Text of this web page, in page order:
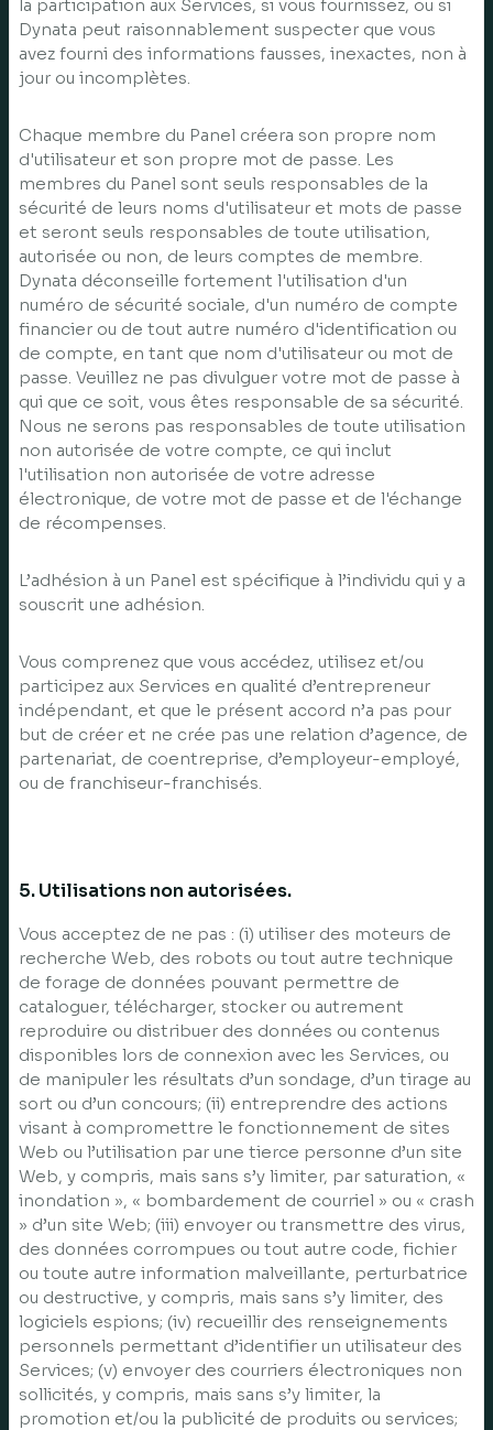
la participation aux Services, si vous fournissez, ou si
Dynata peut raisonnablement suspecter que vous
avez fourni des informations fausses, inexactes, non à
jour ou incomplètes.
Chaque membre du Panel créera son propre nom
d'utilisateur et son propre mot de passe. Les
membres du Panel sont seuls responsables de la
sécurité de leurs noms d'utilisateur et mots de passe
et seront seuls responsables de toute utilisation,
autorisée ou non, de leurs comptes de membre.
Dynata déconseille fortement l'utilisation d'un
numéro de sécurité sociale, d'un numéro de compte
financier ou de tout autre numéro d'identification ou
de compte, en tant que nom d'utilisateur ou mot de
passe. Veuillez ne pas divulguer votre mot de passe à
qui que ce soit, vous êtes responsable de sa sécurité.
Nous ne serons pas responsables de toute utilisation
non autorisée de votre compte, ce qui inclut
l'utilisation non autorisée de votre adresse
électronique, de votre mot de passe et de l'échange
de récompenses.
L’adhésion à un Panel est spécifique à l’individu qui y a
souscrit une adhésion.
Vous comprenez que vous accédez, utilisez et/ou
participez aux Services en qualité d’entrepreneur
indépendant, et que le présent accord n’a pas pour
but de créer et ne crée pas une relation d’agence, de
partenariat, de coentreprise, d’employeur-employé,
ou de franchiseur-franchisés.
5. Utilisations non autorisées.
Vous acceptez de ne pas : (i) utiliser des moteurs de
recherche Web, des robots ou tout autre technique
de forage de données pouvant permettre de
cataloguer, télécharger, stocker ou autrement
reproduire ou distribuer des données ou contenus
disponibles lors de connexion avec les Services, ou
de manipuler les résultats d’un sondage, d’un tirage au
sort ou d’un concours; (ii) entreprendre des actions
visant à compromettre le fonctionnement de sites
Web ou l’utilisation par une tierce personne d’un site
Web, y compris, mais sans s’y limiter, par saturation, «
inondation », « bombardement de courriel » ou « crash
» d’un site Web; (iii) envoyer ou transmettre des virus,
des données corrompues ou tout autre code, fichier
ou toute autre information malveillante, perturbatrice
ou destructive, y compris, mais sans s’y limiter, des
logiciels espions; (iv) recueillir des renseignements
personnels permettant d’identifier un utilisateur des
Services; (v) envoyer des courriers électroniques non
sollicités, y compris, mais sans s’y limiter, la
promotion et/ou la publicité de produits ou services;